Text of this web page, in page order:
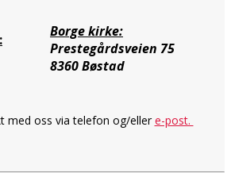
Borge kirke:
Prestegårdsveien 75
8360 Bøstad
med oss via telefon og/ellere-post.